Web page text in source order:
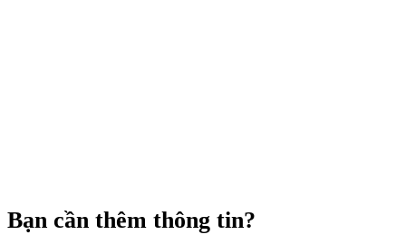
Bạn cần thêm thông tin?